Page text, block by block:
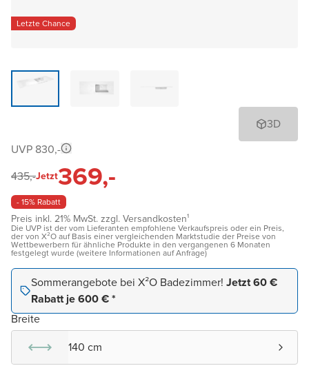
Letzte Chance
3D
UVP 830,-
435,-Jetzt369,-
- 15% Rabatt
Preis inkl. 21% MwSt. zzgl. Versandkosten¹
Die UVP ist der vom Lieferanten empfohlene Verkaufspreis oder ein Preis,
der von X²O auf Basis einer vergleichenden Marktstudie der Preise von
Wettbewerbern für ähnliche Produkte in den vergangenen 6 Monaten
festgelegt wurde (weitere Informationen auf Anfrage)
Sommerangebote bei X²O Badezimmer! Jetzt 60 €
Rabatt je 600 € *
Breite
140 cm